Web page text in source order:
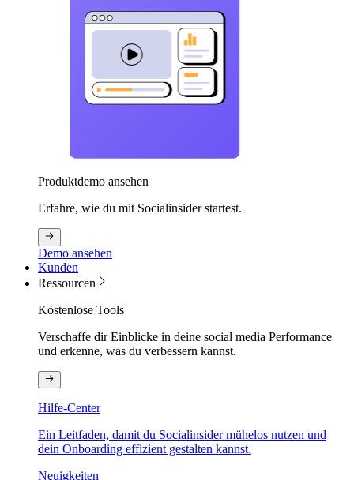
Produktdemo ansehen
Erfahre, wie du mit Socialinsider startest.
Demo ansehen
Kunden
Ressourcen
Kostenlose Tools
Verschaffe dir Einblicke in deine social media Performance
und erkenne, was du verbessern kannst.
Hilfe-Center
Ein Leitfaden, damit du Socialinsider mühelos nutzen und
dein Onboarding effizient gestalten kannst.
Neuigkeiten